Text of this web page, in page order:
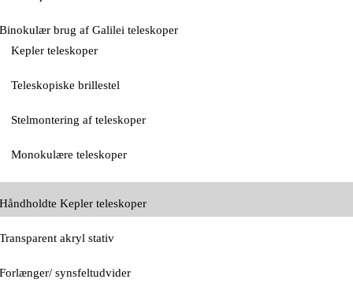
Binokulær brug af Galilei teleskoper
Kepler teleskoper
Teleskopiske brillestel
Stelmontering af teleskoper
Monokulære teleskoper
Håndholdte Kepler teleskoper
Transparent akryl stativ
Forlænger/ synsfeltudvider